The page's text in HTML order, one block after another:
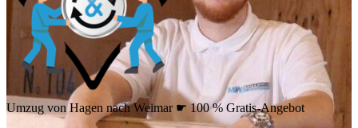
Umzug von Hagen nach Weimar ☛ 100 % Gratis-Angebot